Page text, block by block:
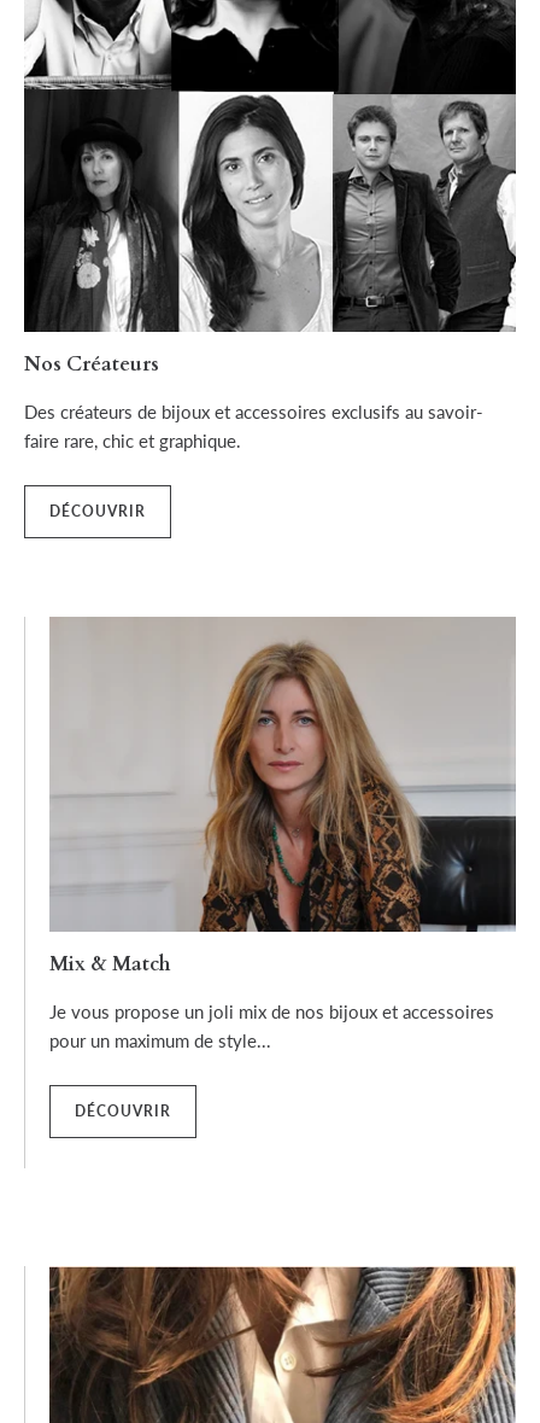
Nos Créateurs
Des créateurs de bijoux et accessoires exclusifs au savoir-
faire rare, chic et graphique.
DÉCOUVRIR
Mix & Match
Je vous propose un joli mix de nos bijoux et accessoires
pour un maximum de style...
DÉCOUVRIR